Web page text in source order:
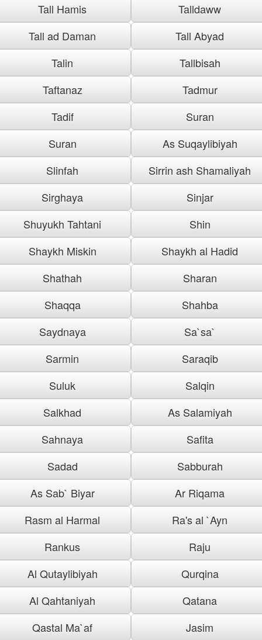
Tall Hamis
Talldaww
Tall ad Daman
Tall Abyad
Talin
Tallbisah
Taftanaz
Tadmur
Tadif
Suran
Suran
As Suqaylibiyah
Slinfah
Sirrin ash Shamaliyah
Sirghaya
Sinjar
Shuyukh Tahtani
Shin
Shaykh Miskin
Shaykh al Hadid
Shathah
Sharan
Shaqqa
Shahba
Saydnaya
Sa`sa`
Sarmin
Saraqib
Suluk
Salqin
Salkhad
As Salamiyah
Sahnaya
Safita
Sadad
Sabburah
As Sab` Biyar
Ar Riqama
Rasm al Harmal
Ra's al `Ayn
Rankus
Raju
Al Qutaylibiyah
Qurqina
Al Qahtaniyah
Qatana
Qastal Ma`af
Jasim